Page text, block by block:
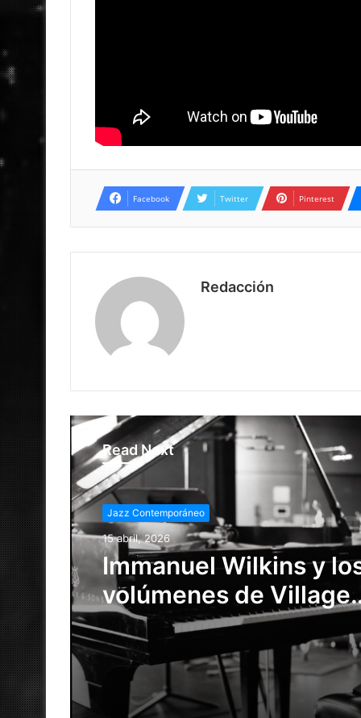
Facebook Twitter Pinterest
Redacción
Read Next
Jazz Contemporáneo
15 abril, 2026
Immanuel Wilkins y
volúmenes de Village
Vanguard